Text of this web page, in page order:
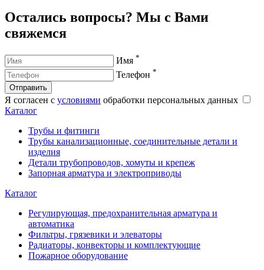
Остались вопросы? Мы с Вами
свяжемся
Имя *
Телефон *
Отправить
Я согласен с условиями обработки персональных данных
Каталог
Трубы и фитинги
Трубы канализационные, соединительные детали и
изделия
Детали трубопроводов, хомуты и крепеж
Запорная арматура и электроприводы
Каталог
Регулирующая, предохранительная арматура и
автоматика
Фильтры, грязевики и элеваторы
Радиаторы, конвекторы и комплектующие
Пожарное оборудование